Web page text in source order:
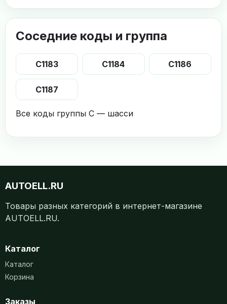
Соседние коды и группа
C1183 C1184 C1186
C1187
Все коды группы C — шасси
AUTOELL.RU
Товары разных категорий в интернет-магазине
AUTOELL.RU.
Каталог
Каталог
Корзина
Заказы